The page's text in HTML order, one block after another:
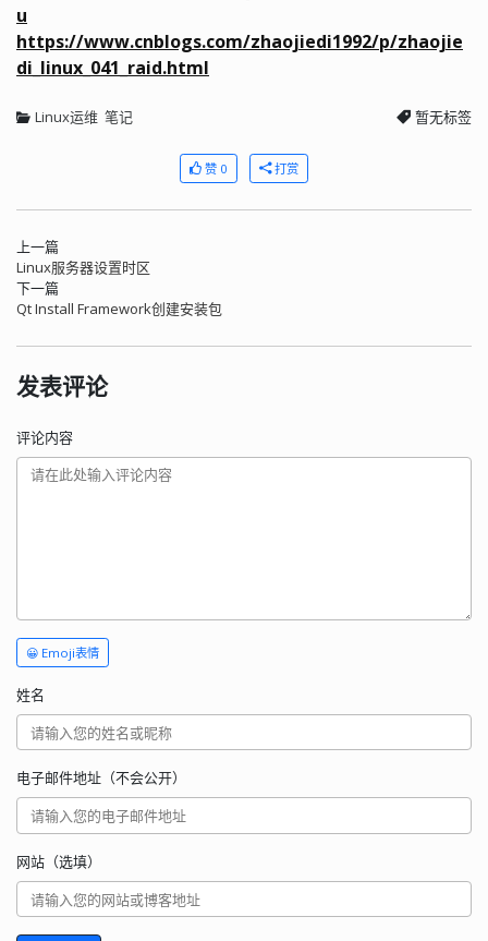
u
https://www.cnblogs.com/zhaojiedi1992/p/zhaojie
di_linux_041_raid.html
Linux运维 笔记 暂无标签
赞 0 打赏
上一篇
Linux服务器设置时区
下一篇
Qt Install Framework创建安装包
发表评论
评论内容
😀 Emoji表情
姓名
电子邮件地址（不会公开）
网站（选填）